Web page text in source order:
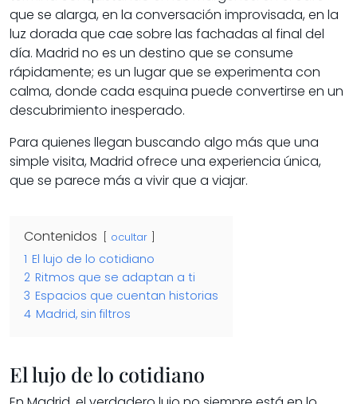
que se alarga, en la conversación improvisada, en la
luz dorada que cae sobre las fachadas al final del
día. Madrid no es un destino que se consume
rápidamente; es un lugar que se experimenta con
calma, donde cada esquina puede convertirse en un
descubrimiento inesperado.
Para quienes llegan buscando algo más que una
simple visita, Madrid ofrece una experiencia única,
que se parece más a vivir que a viajar.
Contenidos ocultar
1 El lujo de lo cotidiano
2 Ritmos que se adaptan a ti
3 Espacios que cuentan historias
4 Madrid, sin filtros
El lujo de lo cotidiano